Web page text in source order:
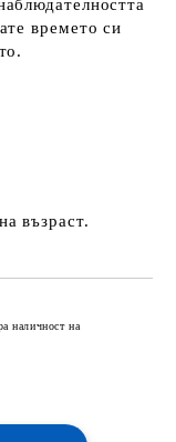
времето си
възраст.
наличност на